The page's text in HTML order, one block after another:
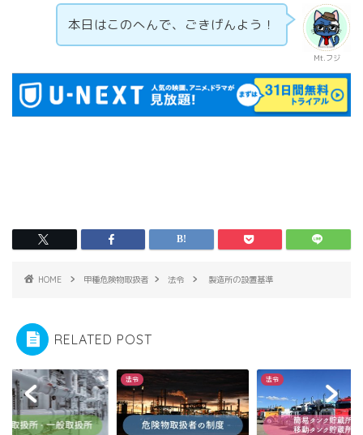
Mt.フジ
本日はこのへんで、ごきげんよう！
HOME 甲種危険物取扱者 法令 製造所の設置基準
RELATED POST
法令 法令